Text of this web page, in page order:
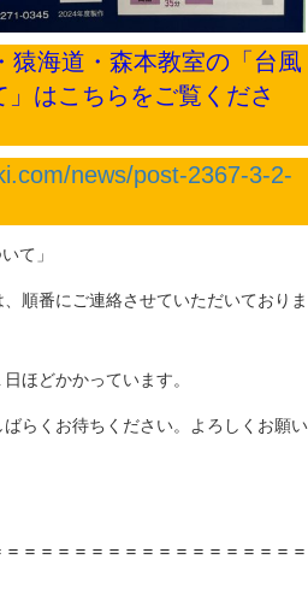
海道・森本教室の「台風
はこちらをご覧くださ
news/post-2367-3-2-
て」
順番にご連絡させていただいておりま
ほどかかっています。
らくお待ちください。よろしくお願い
＝＝＝＝＝＝＝＝＝＝＝＝＝＝＝＝＝